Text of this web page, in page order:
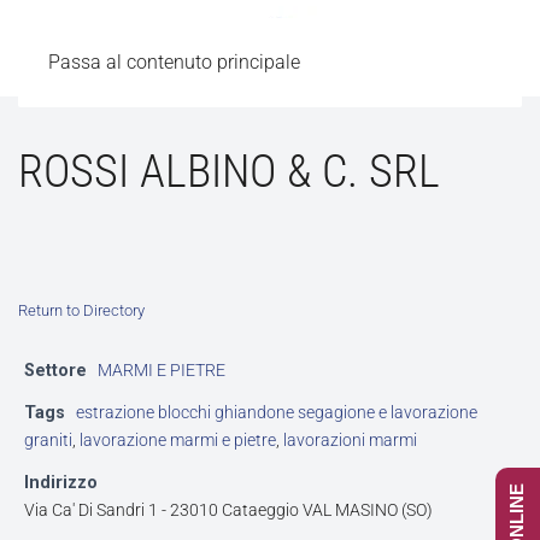
Passa al contenuto principale
ROSSI ALBINO & C. SRL
Return to Directory
Settore MARMI E PIETRE
Tags estrazione blocchi ghiandone segagione e lavorazione
graniti, lavorazione marmi e pietre, lavorazioni marmi
Indirizzo
Via Ca' Di Sandri 1 - 23010 Cataeggio VAL MASINO (SO)